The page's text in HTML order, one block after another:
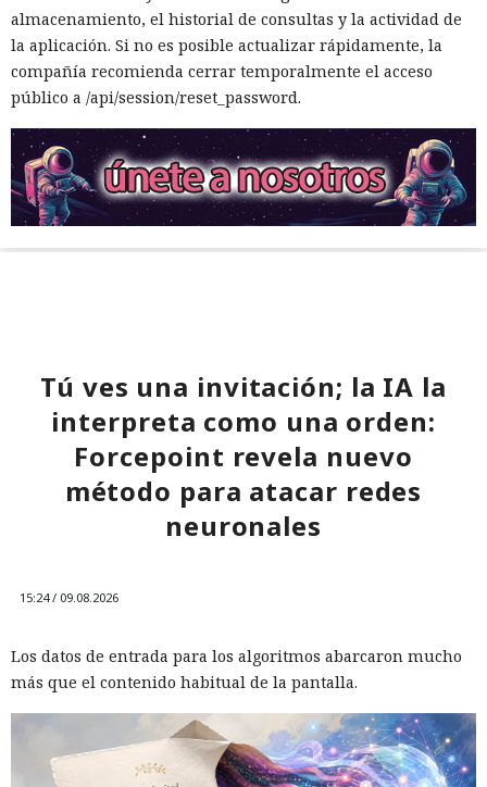
almacenamiento, el historial de consultas y la actividad de
la aplicación. Si no es posible actualizar rápidamente, la
compañía recomienda cerrar temporalmente el acceso
público a /api/session/reset_password.
Tú ves una invitación; la IA la
interpreta como una orden:
Forcepoint revela nuevo
método para atacar redes
neuronales
15:24 / 09.08.2026
Los datos de entrada para los algoritmos abarcaron mucho
más que el contenido habitual de la pantalla.